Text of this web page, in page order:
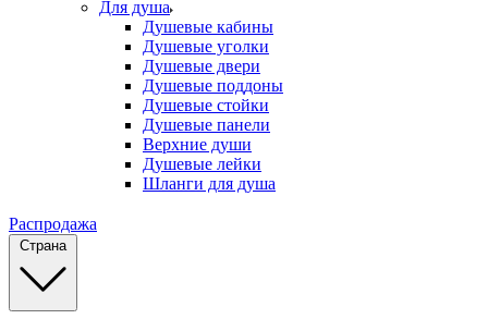
Для душа
Душевые кабины
Душевые уголки
Душевые двери
Душевые поддоны
Душевые стойки
Душевые панели
Верхние души
Душевые лейки
Шланги для душа
Распродажа
Страна